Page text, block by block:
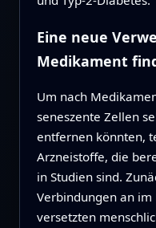
Eine neue
Medikament
Um nach
seneszente Zellen
entfernen könnten,
Arzneistoffe, die
in Studien sind.
Verbindungen an im
versetzten